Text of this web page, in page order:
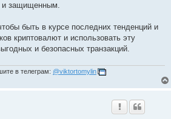
и защищенным.
быть в курсе последних тенденций и
криптовалют и использовать эту
и безопасных транзакций.
в телеграм: @viktortomylin